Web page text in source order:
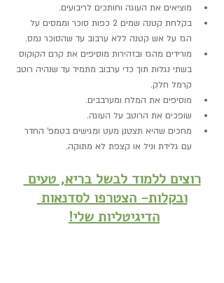
מוציאים את העוגה וחותכים לריבועים.
בקלחת קטנה שמים 2 כפות סוכר וממסים על
הגז על אש קטנה ללא ערבוב עד שהסוכר נמס.
מורידים מהגז ובזהירות מוסיפים את קרם הקוקוס
בשתי נגלות תוך כדי ערבוב מתמיד עד שנהיה רוטב
קרמל חלק.
מוסיפים את המלח ומערבבים.
שופכים את הרוטב על העוגה.
מחכים שהיא תצטנן מעט ומגישים בטמפ' החדר
עם גלידת וניל או קצפת לא מתוקה.
רוצים ללמוד לבשל בריא, טעים
ובקלות- הצטרפו לסדנאות
הדיגיטליות שלי!